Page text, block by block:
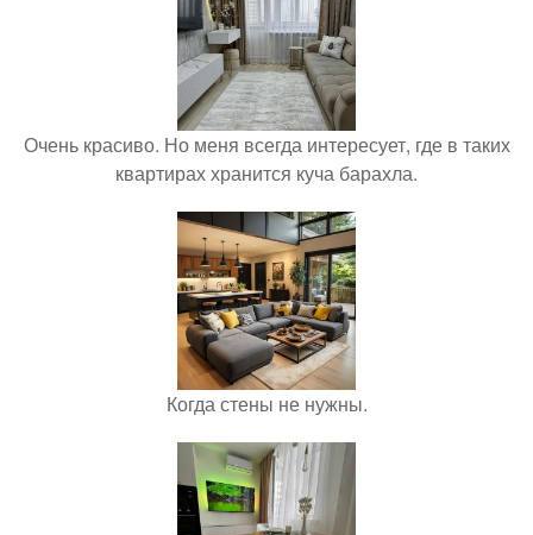
Очень красиво. Но меня всегда интересует, где в таких
квартирах хранится куча барахла.
Когда стены не нужны.